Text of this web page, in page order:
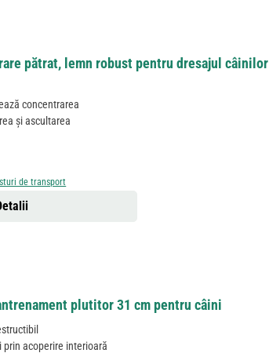
pătrat, lemn robust pentru dresajul câinilor
concentrarea
și ascultarea
de transport
plutitor 31 cm pentru câini
prin acoperire interioară